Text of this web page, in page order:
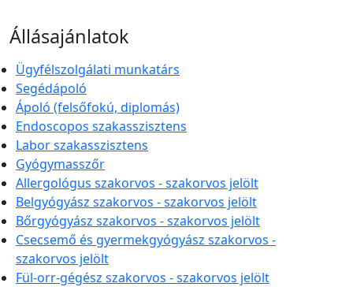
Állásajánlatok
Ügyfélszolgálati munkatárs
Segédápoló
Ápoló (felsőfokú, diplomás)
Endoscopos szakasszisztens
Labor szakasszisztens
Gyógymasszőr
Allergológus szakorvos - szakorvos jelölt
Belgyógyász szakorvos - szakorvos jelölt
Bőrgyógyász szakorvos - szakorvos jelölt
Csecsemő és gyermekgyógyász szakorvos -
szakorvos jelölt
Fül-orr-gégész szakorvos - szakorvos jelölt